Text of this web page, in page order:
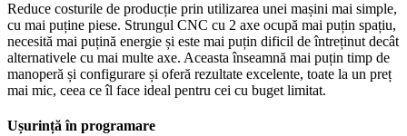
Reduce costurile de producție prin utilizarea unei mașini mai simple,
cu mai puține piese. Strungul CNC cu 2 axe ocupă mai puțin spațiu,
necesită mai puțină energie și este mai puțin dificil de întreținut decât
alternativele cu mai multe axe. Aceasta înseamnă mai puțin timp de
manoperă și configurare și oferă rezultate excelente, toate la un preț
mai mic, ceea ce îl face ideal pentru cei cu buget limitat.
Ușurință în programare